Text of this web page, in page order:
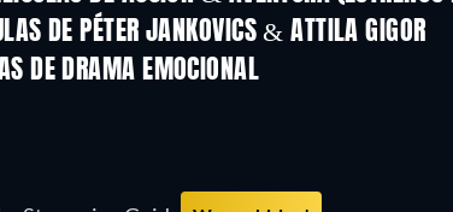
DE PÉTER JANKOVICS & ATTILA GIGOR
DE DRAMA EMOCIONAL